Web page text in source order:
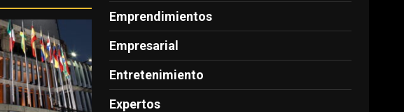
Emprendimientos
Empresarial
Entretenimiento
Expertos